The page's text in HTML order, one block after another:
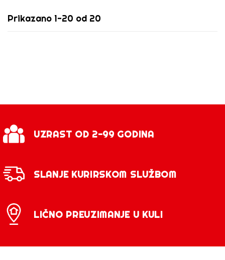
Prikazano 1-20 od 20
UZRAST OD 2-99 GODINA
SLANJE KURIRSKOM SLUŽBOM
LIČNO PREUZIMANJE U KULI